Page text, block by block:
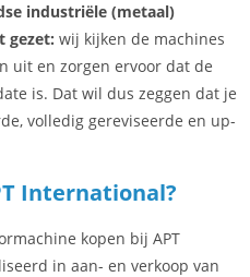
industriële (metaal)
gezet: wij kijken de machines
uit en zorgen ervoor dat de
is. Dat wil dus zeggen dat je
volledig gereviseerde en up-
International?
kopen bij APT
in aan- en verkoop van